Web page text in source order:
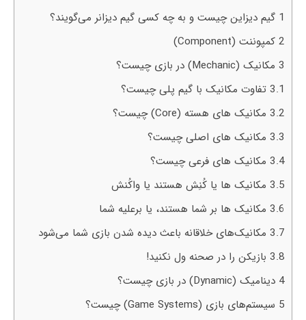
1 گیم دیزاین چیست و به چه کسی گیم دیزانر می‌گویند؟
2 کمپوننت (Component)
3 مکانیک (Mechanic) در بازی چیست؟
3.1 تفاوت مکانیک با گیم پلی چیست؟
3.2 مکانیک های هسته (Core) چیست؟
3.3 مکانیک های اصلی چیست؟
3.4 مکانیک های فرعی چیست؟
3.5 مکانیک ها یا کُنِش هستند یا واکُنش
3.6 مکانیک ها بر شما هستند، یا برعلیه شما
3.7 مکانیک‌های خلاقانه باعث دیده شدن بازی شما می‌شود
3.8 بازیکن را در صحنه ول نکنید!
4 دینامیک (Dynamic) در بازی چیست؟
5 سیستم‌های بازی (Game Systems) چیست؟